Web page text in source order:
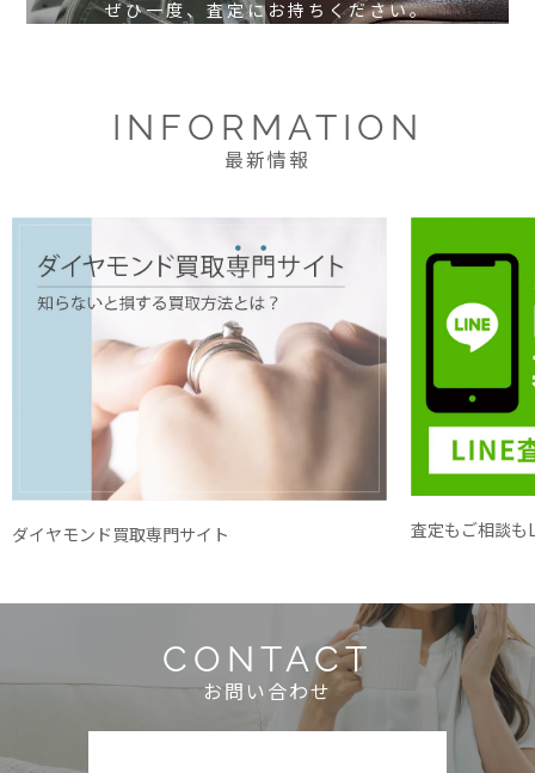
ぜひ一度、査定にお持ちください。
INFORMATION
最新情報
ダイヤモンド買取専門サイト 査定もご相談も
CONTACT
お問い合わせ